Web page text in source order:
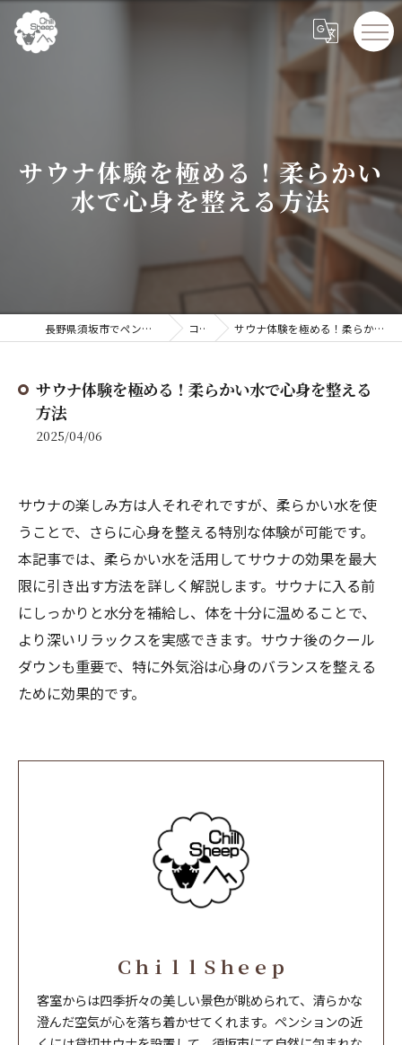
サウナ体験を極める！柔らかい
水で心身を整える方法
長野県須坂市でペンションならChillSheep コラム サウナ体験を極める！柔らかい水で心身を整える方法
サウナ体験を極める！柔らかい水で心身を整える
方法
2025/04/06
サウナの楽しみ方は人それぞれですが、柔らかい水を使
うことで、さらに心身を整える特別な体験が可能です。
本記事では、柔らかい水を活用してサウナの効果を最大
限に引き出す方法を詳しく解説します。サウナに入る前
にしっかりと水分を補給し、体を十分に温めることで、
より深いリラックスを実感できます。サウナ後のクール
ダウンも重要で、特に外気浴は心身のバランスを整える
ために効果的です。
ＣｈｉｌｌＳｈｅｅｐ
客室からは四季折々の美しい景色が眺められて、清らかな
澄んだ空気が心を落ち着かせてくれます。ペンションの近